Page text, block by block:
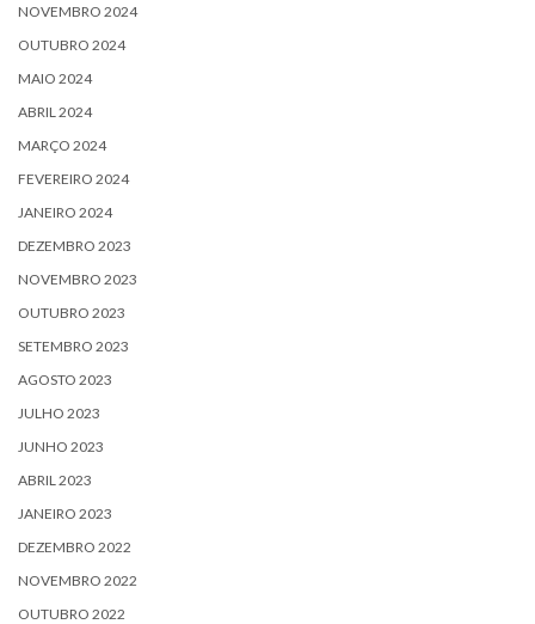
NOVEMBRO 2024
OUTUBRO 2024
MAIO 2024
ABRIL 2024
MARÇO 2024
FEVEREIRO 2024
JANEIRO 2024
DEZEMBRO 2023
NOVEMBRO 2023
OUTUBRO 2023
SETEMBRO 2023
AGOSTO 2023
JULHO 2023
JUNHO 2023
ABRIL 2023
JANEIRO 2023
DEZEMBRO 2022
NOVEMBRO 2022
OUTUBRO 2022